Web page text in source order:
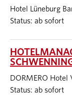
Hotel Lüneburg
Status: ab sofort
DORMERO Hotel
Status: ab sofort